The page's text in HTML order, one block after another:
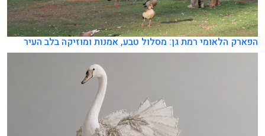
הפארק הלאומי רמת גן: מסלול טבע, אמנות ומוזיקה בלב העיר